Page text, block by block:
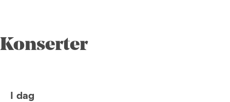
Konserter
I dag